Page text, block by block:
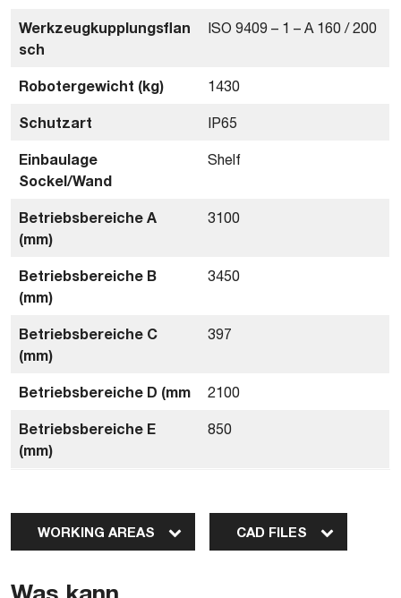
Werkzeugkupplungsflan
sch
ISO 9409 – 1 – A 160 / 200
Robotergewicht (kg) 1430
Schutzart IP65
Einbaulage
Sockel/Wand
Shelf
Betriebsbereiche A
(mm)
3100
Betriebsbereiche B
(mm)
3450
Betriebsbereiche C
(mm)
397
Betriebsbereiche D (mm 2100
Betriebsbereiche E
(mm)
850
WORKING AREAS CAD FILES